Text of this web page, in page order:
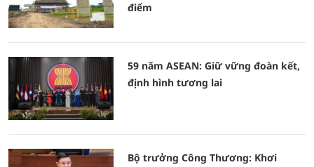
điểm
59 năm ASEAN: Giữ vững đoàn kết,
định hình tương lai
Bộ trưởng Công Thương: Khơi